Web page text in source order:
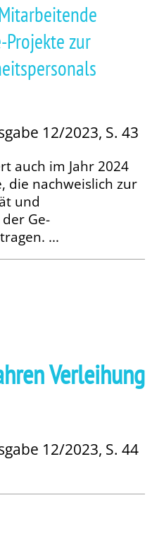
Projekte zur
12/2023, S. 43
auch im Jahr 2024
die nach­weislich zur
und
der Ge­­
...
Verleihung
12/2023, S. 44